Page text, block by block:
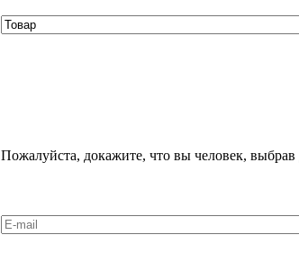
Пожалуйста, докажите, что вы человек, выбрав